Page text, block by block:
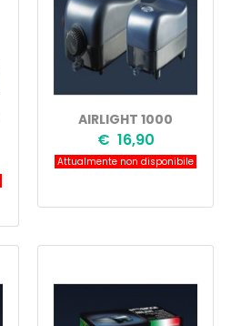
AIRLIGHT 1000
€ 16,90
Attualmente non disponibile